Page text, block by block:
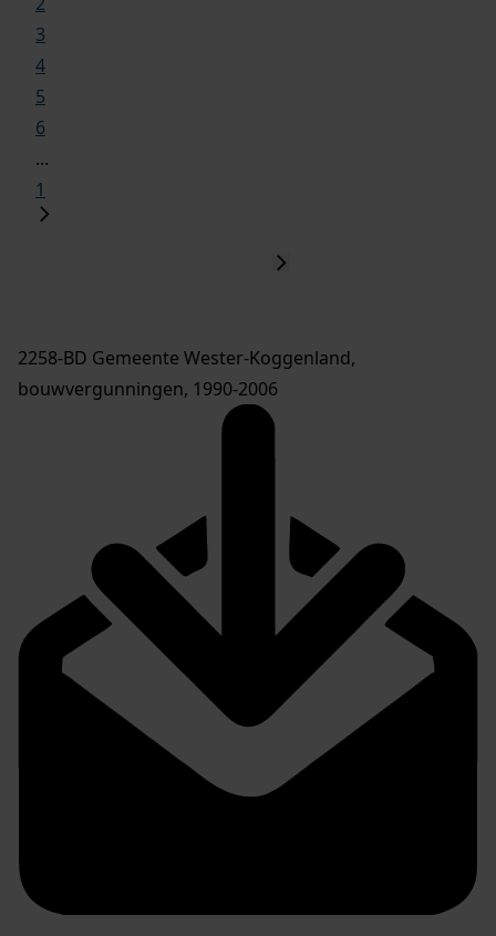
3
4
5
6
...
1
2258-BD Gemeente Wester-Koggenland,
bouwvergunningen, 1990-2006